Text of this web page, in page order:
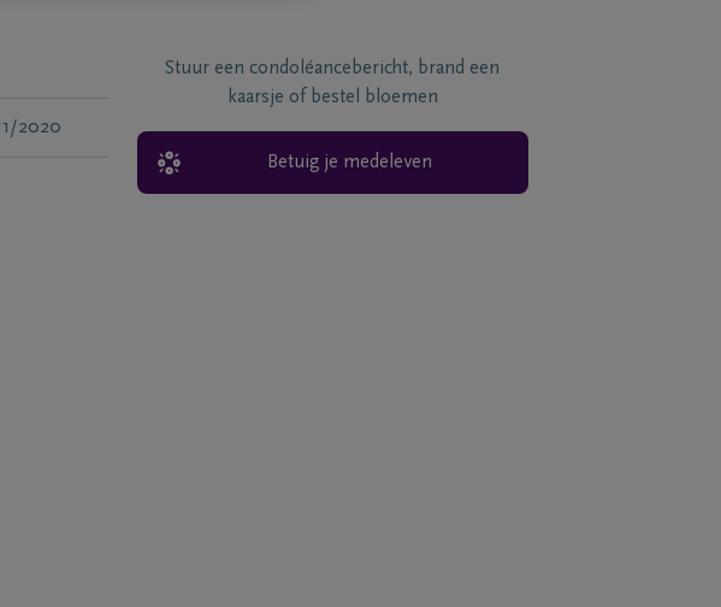
2020
Stuur een condoléancebericht, brand een
kaarsje of bestel bloemen
Betuig je medeleven